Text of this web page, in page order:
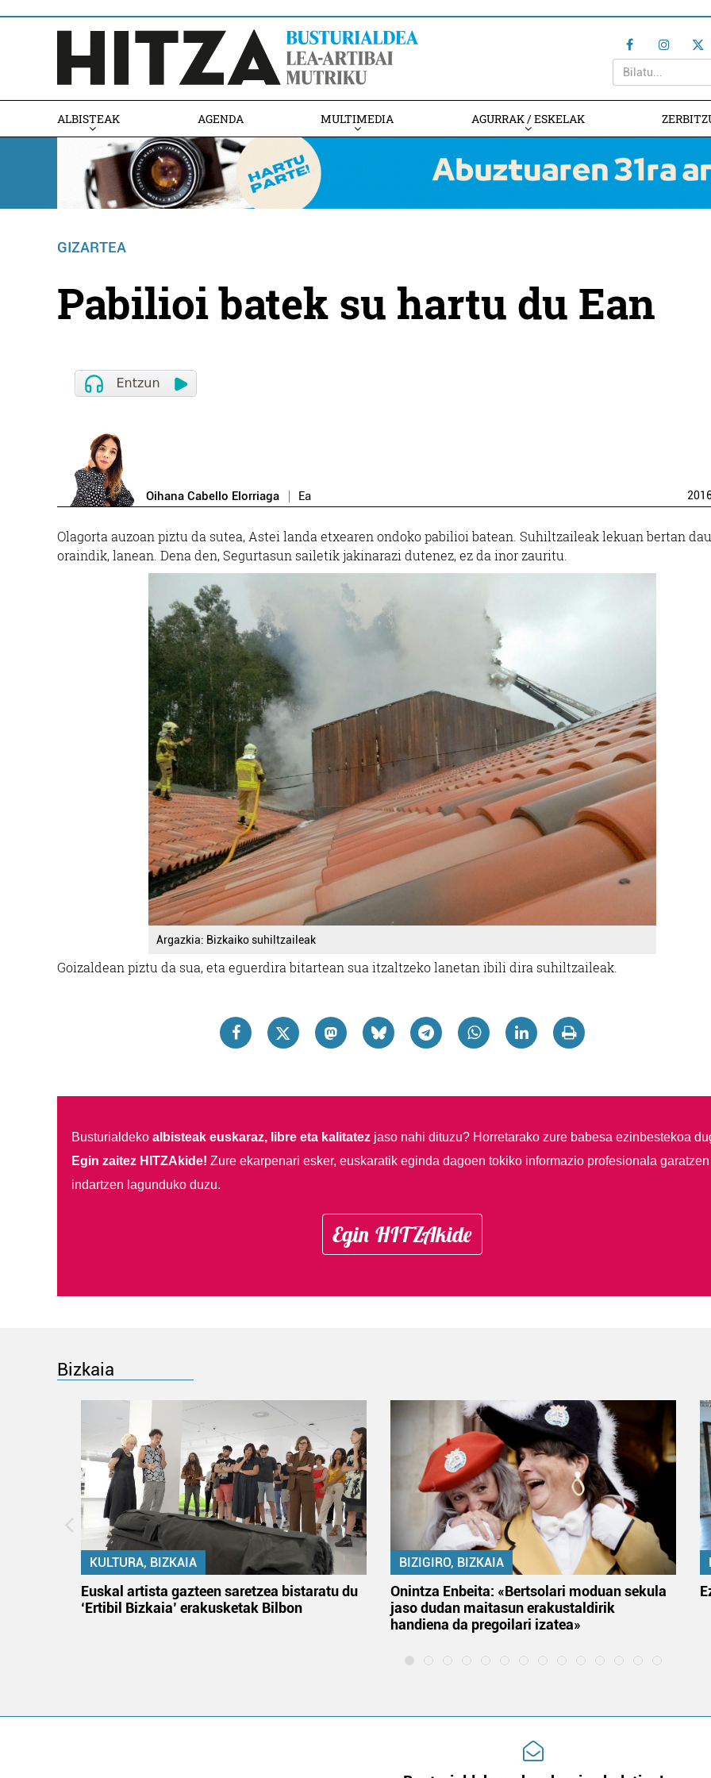
ALBISTEAK AGENDA MULTIMEDIA AGURRAK / ESKELAK
GIZARTEA
Pabilioi batek su hartu du Ean
Oihana Cabello Elorriaga Ea
Olagorta auzoan piztu da sutea, Astei landa etxearen ondoko pabilioi batean. Suhiltzaileak lekuan bertan
oraindik, lanean. Dena den, Segurtasun sailetik jakinarazi dutenez, ez da inor zauritu.
Argazkia: Bizkaiko suhiltzaileak
Goizaldean piztu da sua, eta eguerdira bitartean sua itzaltzeko lanetan ibili dira suhiltzaileak.
Busturialdeko albisteak euskaraz, libre eta kalitatezjaso nahi dituzu? Horretarako zure babesa ezinbestekoa
Egin zaitez HITZAkide! Zure ekarpenari esker, euskaratik eginda dagoen tokiko informazio profesionala garatzen
indartzen lagunduko duzu.
Egin HITZAkide
Bizkaia
KULTURA, BIZKAIA
Euskal artista gazteen saretzea bistaratu du
‘Ertibil Bizkaia’ erakusketak Bilbon
BIZIGIRO, BIZKAIA
Onintza Enbeita: «Bertsolari moduan sekula
jaso dudan maitasun erakustaldirik
handiena da pregoilari izatea»